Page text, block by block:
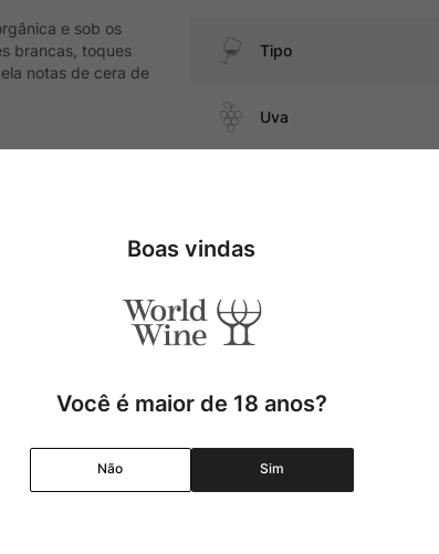
e sob os
brancas, toques
notas de cera de
Tipo
Uva
Pais
Graduação Alcóolica
Boas vindas
Você é maior de 18 anos?
Não Sim